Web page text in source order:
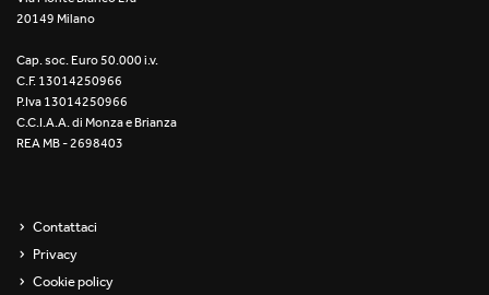
2014
2013
2012
20149 Milano
Cap. soc. Euro 50.000 i.v.
C.F. 13014250966
P.Iva 13014250966
C.C.I.A.A. di Monza e Brianza
REA MB - 2698403
Contattaci
Privacy
Cookie policy